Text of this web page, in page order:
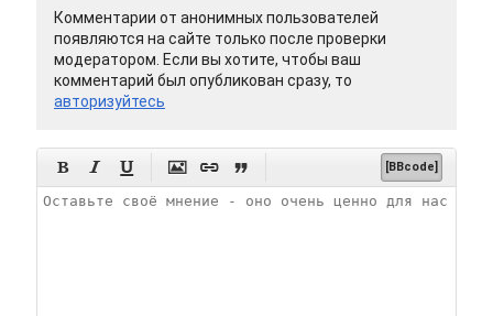
Комментарии от анонимных пользователей
появляются на сайте только после проверки
модератором. Если вы хотите, чтобы ваш
комментарий был опубликован сразу, то
авторизуйтесь
      [BBcode]